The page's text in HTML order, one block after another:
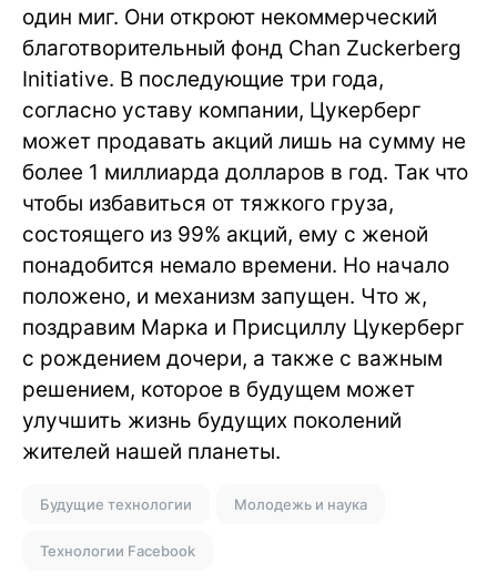
один миг. Они откроют некоммерческий
благотворительный фонд Chan Zuckerberg
Initiative. В последующие три года,
согласно уставу компании, Цукерберг
может продавать акций лишь на сумму не
более 1 миллиарда долларов в год. Так что
чтобы избавиться от тяжкого груза,
состоящего из 99% акций, ему с женой
понадобится немало времени. Но начало
положено, и механизм запущен. Что ж,
поздравим Марка и Присциллу Цукерберг
с рождением дочери, а также с важным
решением, которое в будущем может
улучшить жизнь будущих поколений
жителей нашей планеты.
Будущие технологии Молодежь и наука
Технологии Facebook